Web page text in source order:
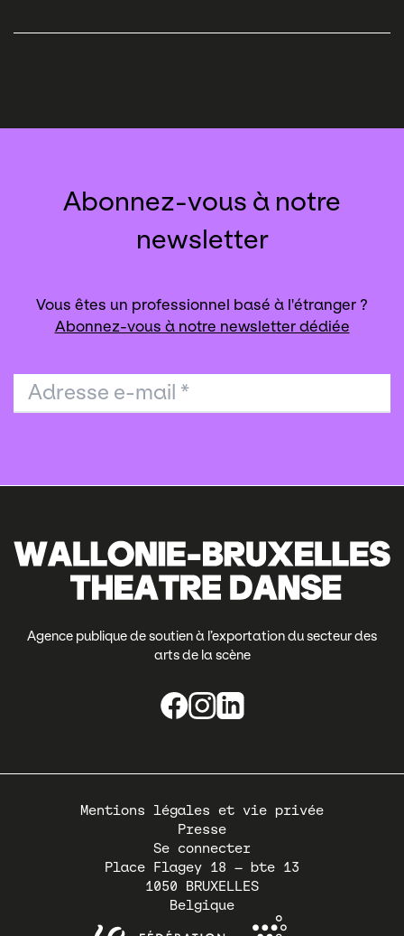
Abonnez-vous à notre
newsletter
Vous êtes un professionnel basé à l'étranger ?
Abonnez-vous à notre newsletter dédiée
Adresse e-mail *
Agence publique de soutien à l’exportation du secteur des
arts de la scène
Pied
Mentions légales et vie privée
Presse
Se connecter
Place Flagey 18 – bte 13
1050
BRUXELLES
Belgique